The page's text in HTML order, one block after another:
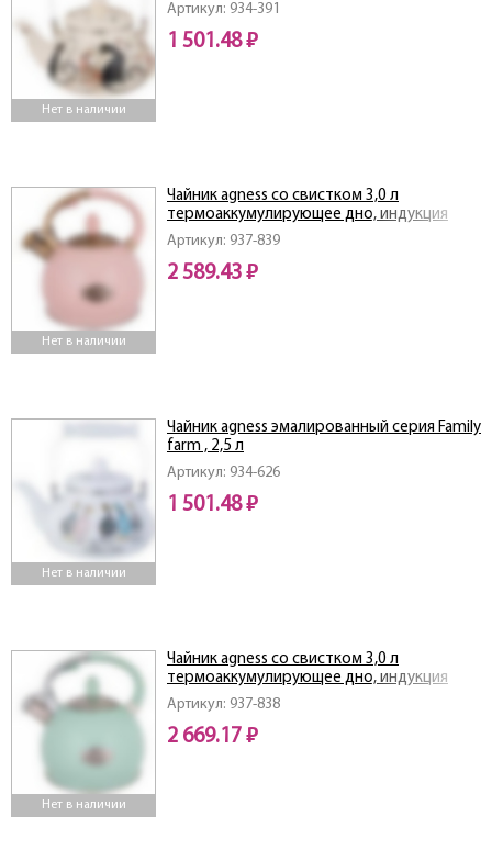
Нет в наличии
Артикул: 934-391
1 501.48 ₽
Нет в наличии
Артикул: 937-839
Чайник agness со свистком 3,0 л
термоаккумулирующее дно, индукция
2 589.43 ₽
Нет в наличии
Артикул: 934-626
Чайник agness эмалированный серия Family
farm , 2,5 л
1 501.48 ₽
Нет в наличии
Артикул: 937-838
Чайник agness со свистком 3,0 л
термоаккумулирующее дно, индукция
2 669.17 ₽